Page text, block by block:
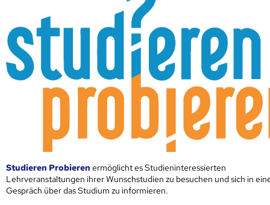
Studieren Probieren ermöglicht es Studieninteressierten
Lehrveranstaltungen ihrer Wunschstudien zu besuchen und sich in
Gespräch über das Studium zu informieren.